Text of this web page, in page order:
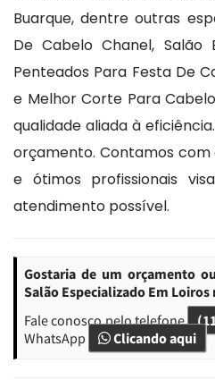
Buarque, dentre outras
De Cabelo Chanel, Salão
Penteados Para Festa De
e Melhor Corte Para
qualidade aliada à
orçamento. Contamos
e ótimos profissionais
atendimento possível.
Gostaria de um orçamento
Salão Especializado Em Loiros
Fale conosco pelo telefone
WhatsApp
Clicando aqui